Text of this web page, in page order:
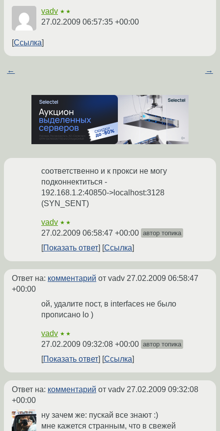
vadv ★★
27.02.2009 06:57:35 +00:00
Ссылка
← →
соответственно и к прокси не могу
подконнектиться -
192.168.1.2:40850->localhost:3128
(SYN_SENT)
vadv ★★
27.02.2009 06:58:47 +00:00 автор топика
Показать ответ Ссылка
Ответ на: комментарий от vadv 27.02.2009 06:58:47
+00:00
ой, удалите пост, в interfaces не было
прописано lo )
vadv ★★
27.02.2009 09:32:08 +00:00 автор топика
Показать ответ Ссылка
Ответ на: комментарий от vadv 27.02.2009 09:32:08
+00:00
ну зачем же: пускай все знают :)
мне кажется странным, что в свежей